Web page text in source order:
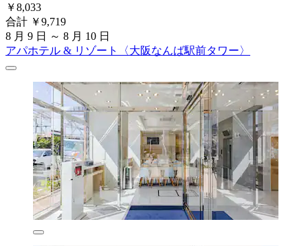
￥8,033
合計 ￥9,719
8 月 9 日 ～ 8 月 10 日
アパホテル & リゾート〈大阪なんば駅前タワー〉